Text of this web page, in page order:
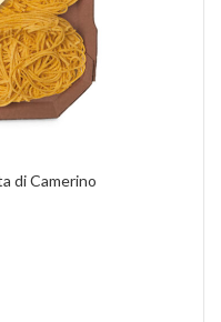
di Camerino